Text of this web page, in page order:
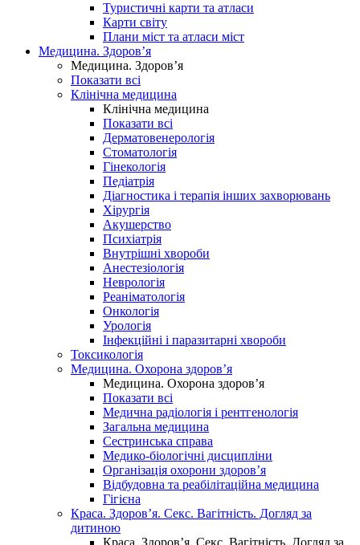
Туристичні карти та атласи
Карти світу
Плани міст та атласи міст
Медицина. Здоров’я
Медицина. Здоров’я
Показати всі
Клінічна медицина
Клінічна медицина
Показати всі
Дерматовенерологія
Стоматологія
Гінекологія
Педіатрія
Діагностика і терапія інших захворювань
Хірургія
Акушерство
Психіатрія
Внутрішні хвороби
Анестезіологія
Неврологія
Реаніматологія
Онкологія
Урологія
Інфекційні і паразитарні хвороби
Токсикологія
Медицина. Охорона здоров’я
Медицина. Охорона здоров’я
Показати всі
Медична радіологія і рентгенологія
Загальна медицина
Сестринська справа
Медико-біологічні дисципліни
Організація охорони здоров’я
Відбудовна та реабілітаційна медицина
Гігієна
Краса. Здоров’я. Секс. Вагітність. Догляд за
дитиною
Краса. Здоров’я. Секс. Вагітність. Догляд за